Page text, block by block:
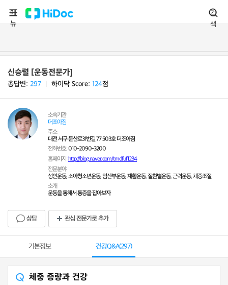
메
뉴
검
색
신승렬 [운동전문가]
총답변: 297 하이닥 Score: 124점
소속기관
더조아짐
주소
대전 서구 둔산로31번길 77 503호 더조아짐
전화번호 :010-2090-3200
홈페이지 :http://blog.naver.com/tmdfuf1234
전문분야
성인운동, 소아청소년운동, 임산부운동, 재활운동, 질환별운동, 근력운동, 체중조절
소개
운동을 통해서 통증을 잡아보자
상담 관심 전문가로 추가
기본정보 건강Q&A(297)
체중 증량과 건강